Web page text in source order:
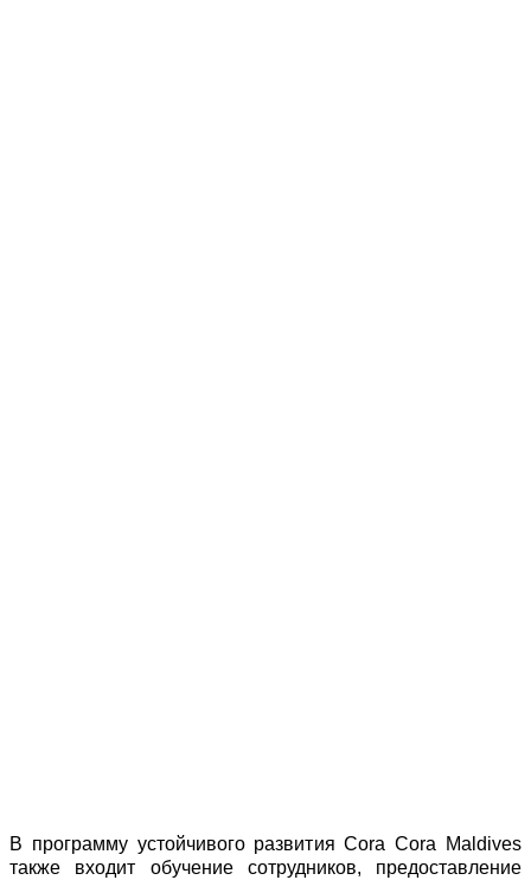
В программу устойчивого развития Cora Cora Maldives
также входит обучение сотрудников, предоставление